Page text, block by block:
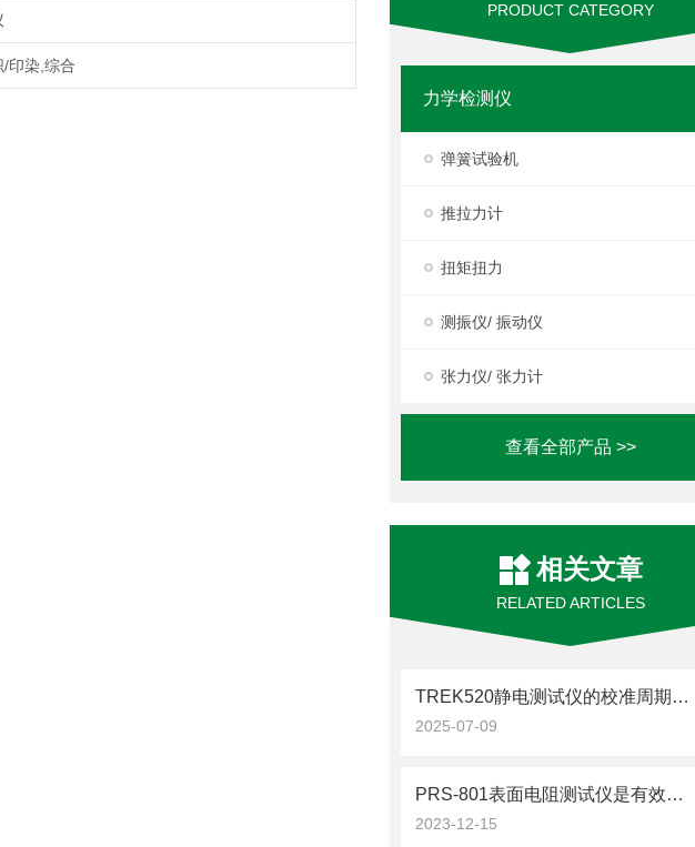
PRODUCT CATEGORY
力学检测仪
弹簧试验机
推拉力计
扭矩扭力
测振仪/ 振动仪
张力仪/ 张力计
查看全部产品 >>
相关文章
RELATED ARTICLES
TREK520静电测试仪的校准周期设定与标准化操作流程
2025-07-09
PRS-801表面电阻测试仪是有效测量表面电阻的工具
2023-12-15
/印染,综合